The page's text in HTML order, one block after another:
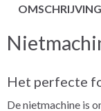
OMSCHRIJVING
Het perfecte
De nietmachine is